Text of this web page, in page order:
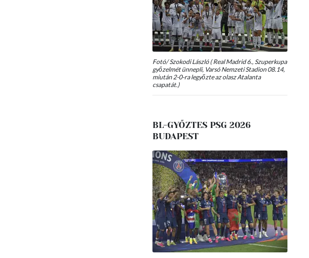
Fotó/ Szokodi László ( Real Madrid 6., Szuperkupa
győzelmét ünnepli, Varsó Nemzeti Stadion 08.14,
miután 2-0-ra legyőzte az olasz Atalanta
csapatát.)
BL-GYŐZTES PSG 2026
BUDAPEST